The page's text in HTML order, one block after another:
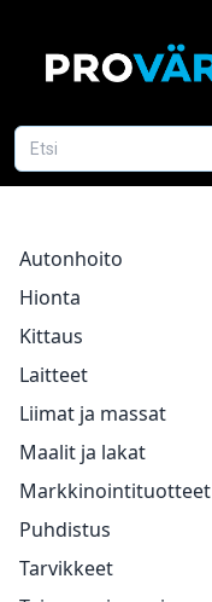
Autonhoito
Hionta
Kittaus
Laitteet
Liimat ja massat
Maalit ja lakat
Markkinointituotteet
Puhdistus
Tarvikkeet